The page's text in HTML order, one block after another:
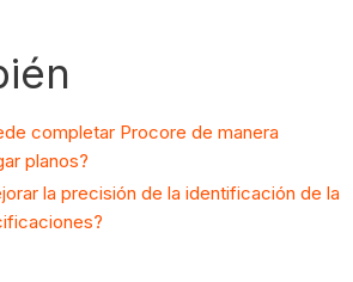
completar Procore de manera
planos?
la precisión de la identificación de la